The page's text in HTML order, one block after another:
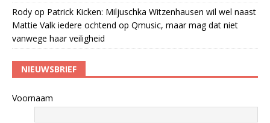
Rody op Patrick Kicken: Miljuschka Witzenhausen wil wel naast
Mattie Valk iedere ochtend op Qmusic, maar mag dat niet
vanwege haar veiligheid
NIEUWSBRIEF
Voornaam